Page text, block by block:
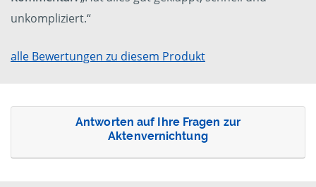
unkompliziert.“
alle Bewertungen zu diesem Produkt
Antworten auf Ihre Fragen zur
Aktenvernichtung